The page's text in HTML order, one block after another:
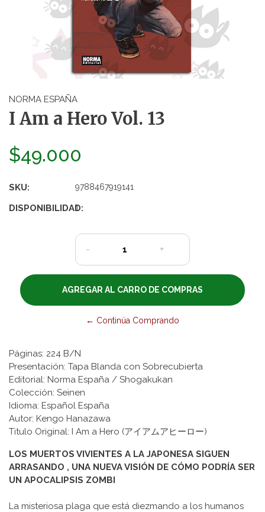
NORMA ESPAÑA
I Am a Hero Vol. 13
$49.000
SKU: 9788467919141
DISPONIBILIDAD:
1
- +
← Continúa Comprando
Páginas: 224 B/N
Presentación: Tapa Blanda con Sobrecubierta
Editorial: Norma España / Shogakukan
Colección: Seinen
Idioma: Español España
Autor: Kengo Hanazawa
Titulo Original: I Am a Hero (アイアムアヒーロー)
LOS MUERTOS VIVIENTES A LA JAPONESA SIGUEN
ARRASANDO , UNA NUEVA VISIÓN DE CÓMO PODRÍA SER
UN APOCALIPSIS ZOMBI
La misteriosa plaga que está diezmando a los humanos